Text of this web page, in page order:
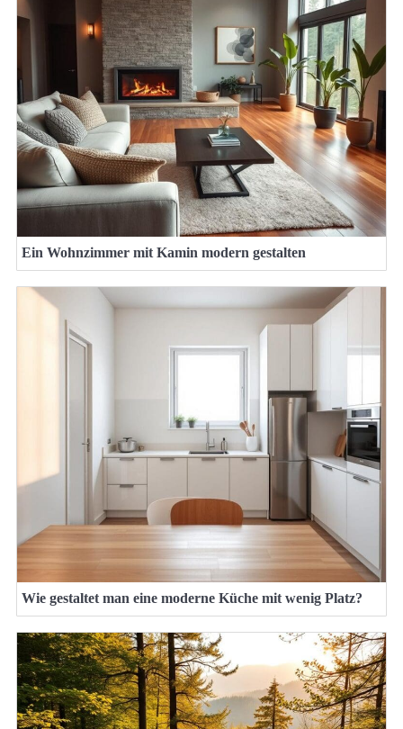
Ein Wohnzimmer mit Kamin modern gestalten
Wie gestaltet man eine moderne Küche mit wenig Platz?